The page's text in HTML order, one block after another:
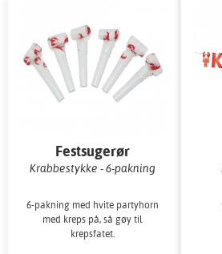
Festsugerør
Krabbestykke - 6-pakning
6-pakning med hvite partyhorn
med kreps på, så gøy til
krepsfatet.